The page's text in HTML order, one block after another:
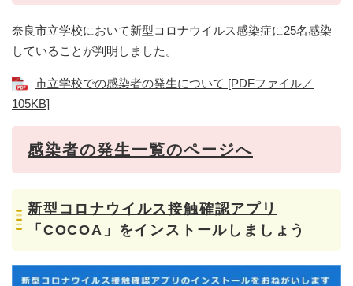
奈良市立学校において新型コロナウイルス感染症に25名感染
していることが判明しました。
市立学校での感染者の発生について [PDFファイル／
105KB]
感染者の発生一覧のページへ
新型コロナウイルス接触確認アプリ
「COCOA」をインストールしましょう